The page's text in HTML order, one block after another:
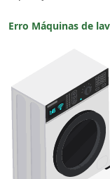
Erro Máquinas de